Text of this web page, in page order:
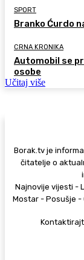
SPORT
Branko Ćurdo
CRNA KRONIKA
Automobil se
osobe
Učitaj više
Borak.tv je
čitatelje o
Najnovije vijesti -
Mostar - Posušje -